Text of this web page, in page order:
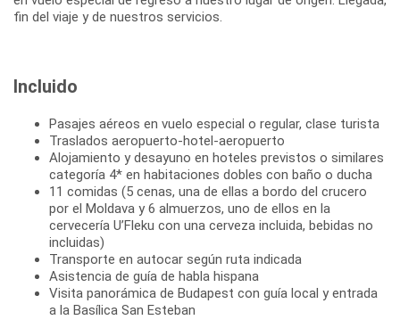
fin del viaje y de nuestros servicios.
Incluido
Pasajes aéreos en vuelo especial o regular, clase turista
Traslados aeropuerto-hotel-aeropuerto
Alojamiento y desayuno en hoteles previstos o similares
categoría 4* en habitaciones dobles con baño o ducha
11 comidas (5 cenas, una de ellas a bordo del crucero
por el Moldava y 6 almuerzos, uno de ellos en la
cervecería U’Fleku con una cerveza incluida, bebidas no
incluidas)
Transporte en autocar según ruta indicada
Asistencia de guía de habla hispana
Visita panorámica de Budapest con guía local y entrada
a la Basílica San Esteban